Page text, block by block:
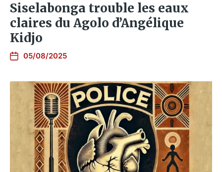
Siselabonga trouble les eaux
claires du Agolo d’Angélique
Kidjo
05/08/2025